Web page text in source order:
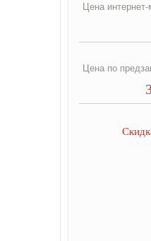
Цена
Цена по